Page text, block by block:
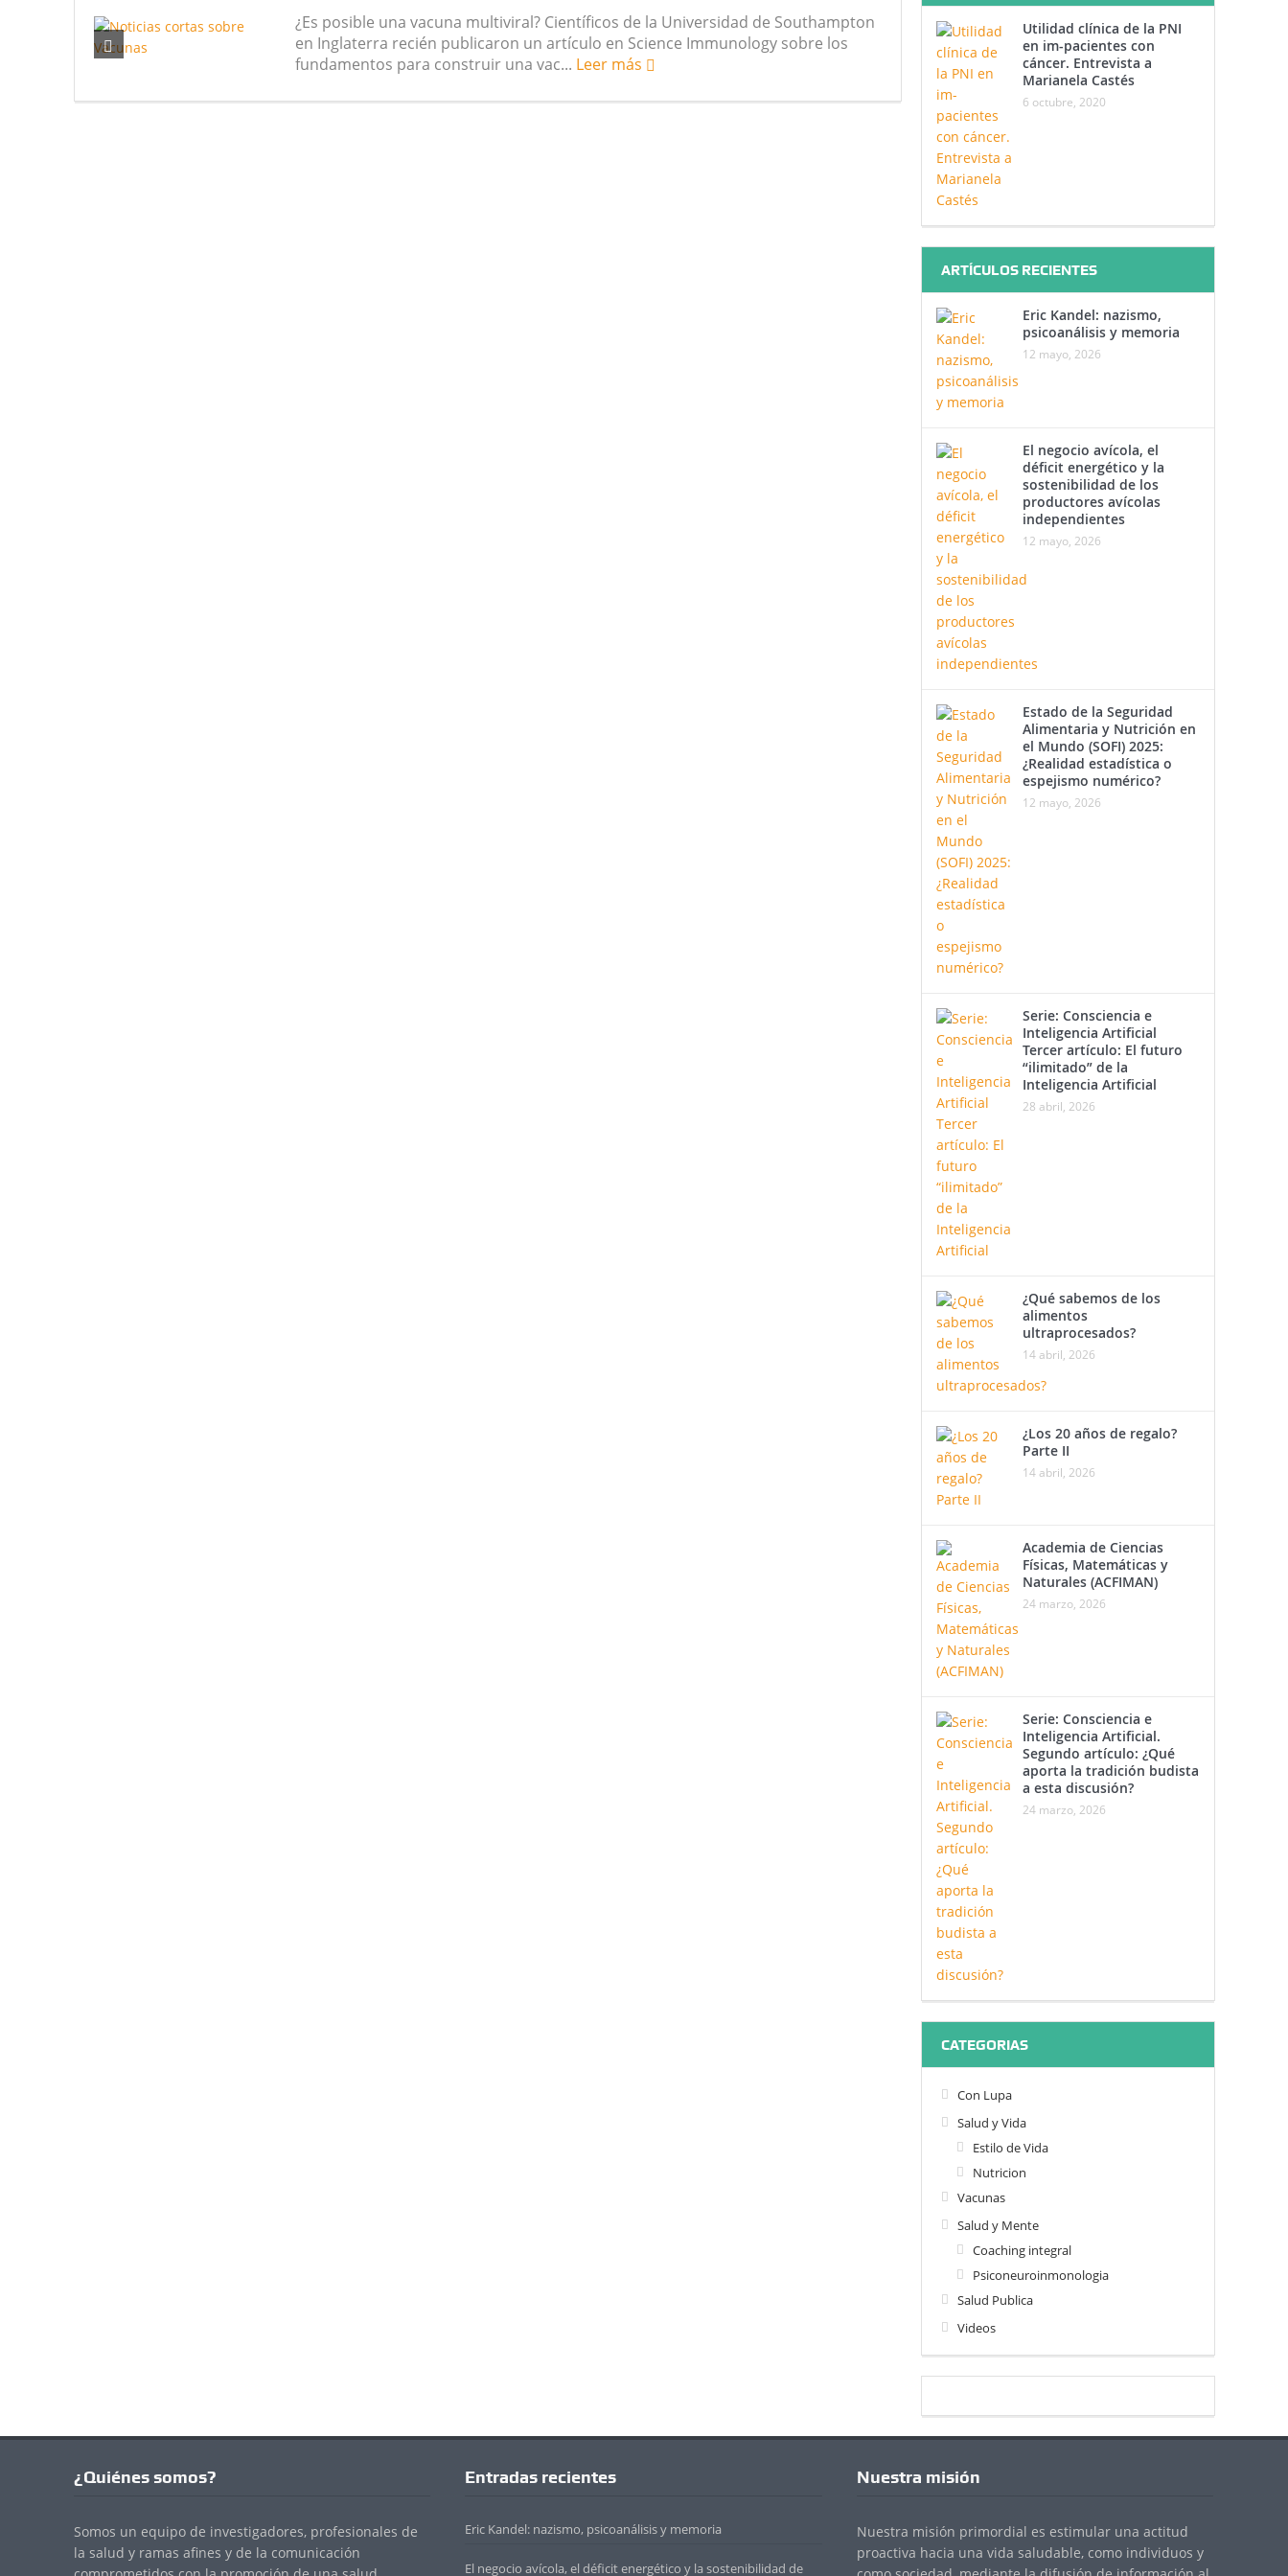
Nuevas noticias sobre las dietas vegetarianas y el riesgo de cáncer
¿Es posible una vacuna multiviral? Científicos de la Universidad de Southampton
en Inglaterra recién publicaron un artículo en Science Immunology sobre los
fundamentos para construir una vac... Leer más
Utilidad clínica de la PNI
en im-pacientes con
cáncer. Entrevista a
Marianela Castés
6 octubre, 2020
ARTÍCULOS RECIENTES
Eric Kandel: nazismo,
psicoanálisis y memoria
12 mayo, 2026
El negocio avícola, el
déficit energético y la
sostenibilidad de los
productores avícolas
independientes
12 mayo, 2026
Estado de la Seguridad
Alimentaria y Nutrición en
el Mundo (SOFI) 2025:
¿Realidad estadística o
espejismo numérico?
12 mayo, 2026
Serie: Consciencia e
Inteligencia Artificial
Tercer artículo: El futuro
“ilimitado” de la
Inteligencia Artificial
28 abril, 2026
¿Qué sabemos de los
alimentos
ultraprocesados?
14 abril, 2026
¿Los 20 años de regalo?
Parte II
14 abril, 2026
Academia de Ciencias
Físicas, Matemáticas y
Naturales (ACFIMAN)
24 marzo, 2026
Serie: Consciencia e
Inteligencia Artificial.
Segundo artículo: ¿Qué
aporta la tradición budista
a esta discusión?
24 marzo, 2026
CATEGORIAS
Con Lupa
Salud y Vida
Estilo de Vida
Nutricion
Vacunas
Salud y Mente
Coaching integral
Psiconeuroinmonologia
Salud Publica
Videos
¿Quiénes somos?
Somos un equipo de investigadores, profesionales de
la salud y ramas afines y de la comunicación
Entradas recientes
Eric Kandel: nazismo, psicoanálisis y memoria
El negocio avícola, el déficit energético y la sostenibilidad de
Nuestra misión
Nuestra misión primordial es estimular una actitud
proactiva hacia una vida saludable, como individuos y